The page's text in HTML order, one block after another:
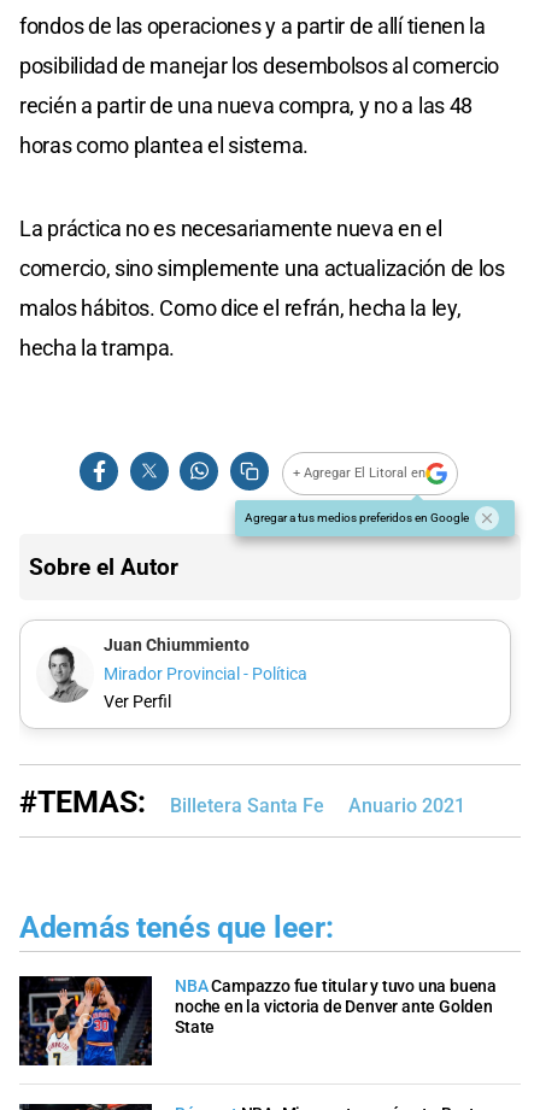
fondos de las operaciones y a partir de allí tienen la
posibilidad de manejar los desembolsos al comercio
recién a partir de una nueva compra, y no a las 48
horas como plantea el sistema.
La práctica no es necesariamente nueva en el
comercio, sino simplemente una actualización de los
malos hábitos. Como dice el refrán, hecha la ley,
hecha la trampa.
+ Agregar El Litoral en
Agregar a tus medios preferidos en Google
Sobre el Autor
Juan Chiummiento
Mirador Provincial - Política
Ver Perfil
#TEMAS: Billetera Santa Fe Anuario 2021
Además tenés que leer:
NBACampazzo fue titular y tuvo una buena
noche en la victoria de Denver ante Golden
State